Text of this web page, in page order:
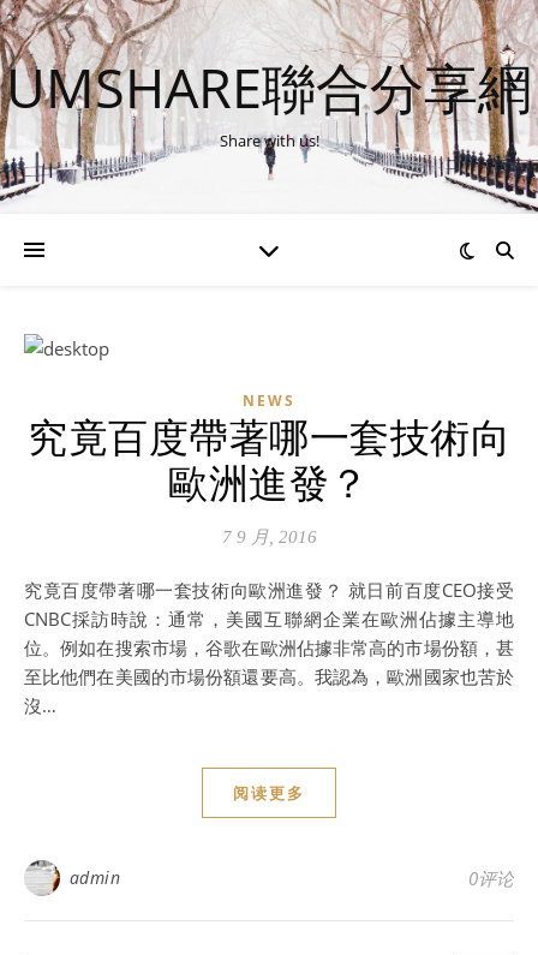
UMSHARE聯合分享網
Share with us!
NEWS
究竟百度帶著哪一套技術向
歐洲進發？
7 9 月, 2016
究竟百度帶著哪一套技術向歐洲進發？ 就日前百度CEO接受
CNBC採訪時說：通常，美國互聯網企業在歐洲佔據主導地
位。例如在搜索市場，谷歌在歐洲佔據非常高的市場份額，甚
至比他們在美國的市場份額還要高。我認為，歐洲國家也苦於
沒…
阅读更多
admin 0评论